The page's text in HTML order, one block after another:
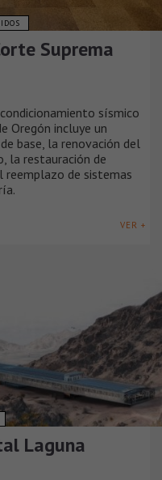
Suprema
sísmico
Oregón incluye un
base, la renovación del
la restauración de
reemplazo de sistemas
VER +
Laguna